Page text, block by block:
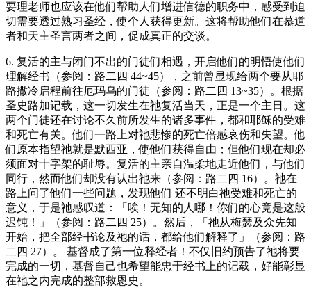
要理老师也应该在他们帮助人们增进信德的职务中，感受到迫
切需要透过熟习圣经，使个人获得更新。这将帮助他们在慕道
者和天主圣言两者之间，促成真正的交谈。
6. 复活的主与闭门不出的门徒们相遇，开启他们的明悟使他们
理解经书（参阅：路二四 44~45），之前曾显现给两个要从耶
路撒冷启程前往厄玛乌的门徒（参阅：路二四 13~35）。根据
圣史路加记载，这一切发生在祂复活当天，正是一个主日。这
两个门徒还在讨论不久前所发生的诸多事件，都和耶稣的受难
和死亡有关。他们一路上对祂悲惨的死亡倍感哀伤和失望。他
们原本指望祂就是默西亚，使他们获得自由；但他们现在却必
须面对十字架的耻辱。复活的主亲自温柔地走近他们，与他们
同行，然而他们却没有认出祂来（参阅：路二四 16）。祂在
路上问了他们一些问题，发现他们 还不明白祂受难和死亡的
意义，于是祂感叹道：「唉！无知的人哪！你们的心竟是这般
迟钝！」（参阅：路二四 25）。然后，「祂从梅瑟及众先知
开始，把全部经书论及祂的话，都给他们解释了」（参阅：路
二四 27）。 基督成了第一位释经者！不仅旧约预告了祂将要
完成的一切，基督自己也希望能忠于经书上的记载，好能彰显
在祂之内完成的整部救恩史。